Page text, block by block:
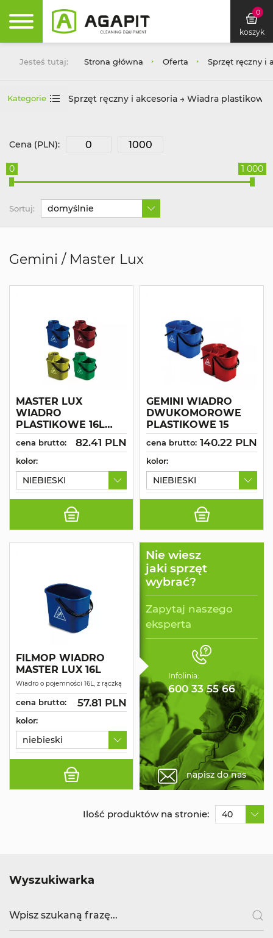
0
koszyk
Jesteś tutaj: Strona główna Oferta Sprzęt ręczny i
Kategorie Sprzęt ręczny i akcesoria → Wiadra plastikowe
Cena (PLN):
0 1 000
Sortuj: domyślnie
Gemini / Master Lux
MASTER LUX
WIADRO
PLASTIKOWE 16L
WYCISKARKA
RĄCZKA
cena brutto: 82.41 PLN
kolor:
NIEBIESKI
GEMINI WIADRO
DWUKOMOROWE
PLASTIKOWE 15
cena brutto: 140.22 PLN
kolor:
NIEBIESKI
FILMOP WIADRO
MASTER LUX 16L
Wiadro o pojemności 16L, z rączką
cena brutto: 57.81 PLN
kolor:
niebieski
Nie wiesz
jaki sprzęt
wybrać?
Zapytaj naszego
eksperta
Infolinia:
600 33 55 66
napisz do nas
Ilość produktów na stronie: 40
Wyszukiwarka